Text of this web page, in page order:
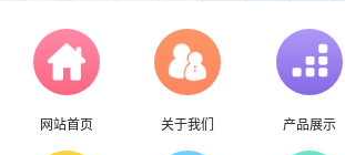
网站首页 关于我们 产品展示